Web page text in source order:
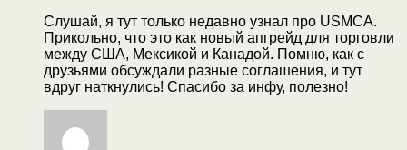
Слушай, я тут только недавно узнал про USMCA.
Прикольно, что это как новый апгрейд для торговли
между США, Мексикой и Канадой. Помню, как с
друзьями обсуждали разные соглашения, и тут
вдруг наткнулись! Спасибо за инфу, полезно!